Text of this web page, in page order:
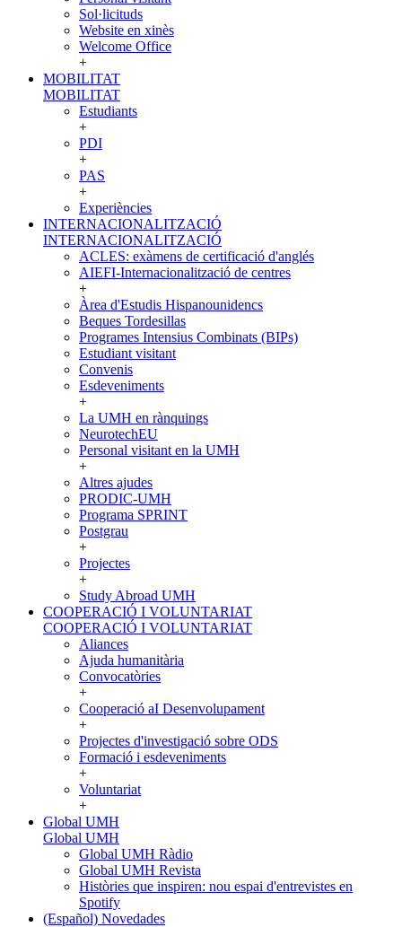
Sol·licituds
Website en xinès
Welcome Office
+
MOBILITAT
MOBILITAT
Estudiants
+
PDI
+
PAS
+
Experiències
INTERNACIONALITZACIÓ
INTERNACIONALITZACIÓ
ACLES: exàmens de certificació d'anglés
AIEFI-Internacionalització de centres
+
Àrea d'Estudis Hispanounidencs
Beques Tordesillas
Programes Intensius Combinats (BIPs)
Estudiant visitant
Convenis
Esdeveniments
+
La UMH en rànquings
NeurotechEU
Personal visitant en la UMH
+
Altres ajudes
PRODIC-UMH
Programa SPRINT
Postgrau
+
Projectes
+
Study Abroad UMH
COOPERACIÓ I VOLUNTARIAT
COOPERACIÓ I VOLUNTARIAT
Aliances
Ajuda humanitària
Convocatòries
+
Cooperació aI Desenvolupament
+
Projectes d'investigació sobre ODS
Formació i esdeveniments
+
Voluntariat
+
Global UMH
Global UMH
Global UMH Ràdio
Global UMH Revista
Històries que inspiren: nou espai d'entrevistes en
Spotify
(Español) Novedades